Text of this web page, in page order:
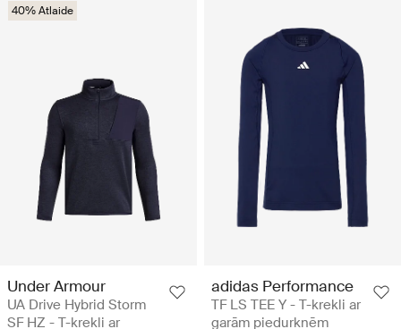
40% Atlaide
Under Armour
UA Drive Hybrid Storm
SF HZ - T-krekli ar
adidas Performance
TF LS TEE Y - T-krekli ar
garām piedurknēm